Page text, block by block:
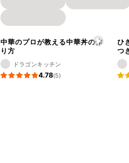
中華のプロが教える中華丼の作
り方
ドラゴンキッチン
4.78(5)
ひ
つ